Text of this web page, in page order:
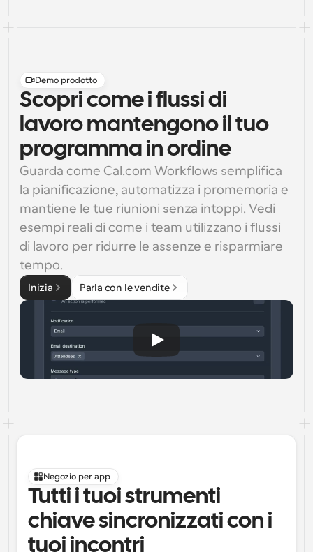
Demo prodotto
Scopri come i flussi di
lavoro mantengono il tuo
programma in ordine
Guarda come Cal.com Workflows semplifica
la pianificazione, automatizza i promemoria e
mantiene le tue riunioni senza intoppi. Vedi
esempi reali di come i team utilizzano i flussi
di lavoro per ridurre le assenze e risparmiare
tempo.
Inizia Parla con le vendite
Negozio per app
Tutti i tuoi strumenti
chiave sincronizzati con i
tuoi incontri